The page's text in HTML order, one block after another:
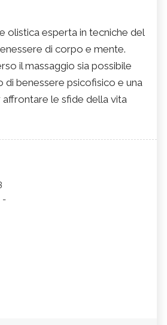
olistica esperta in tecniche del
di corpo e mente.
il massaggio sia possibile
di benessere psicofisico e una
le sfide della vita
-